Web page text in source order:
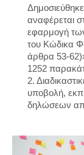
αναφέρεται
εφαρμογή
του Κώδικα
άρθρα 53-62)»
1252
2.
υποβολή,
δηλώσεων